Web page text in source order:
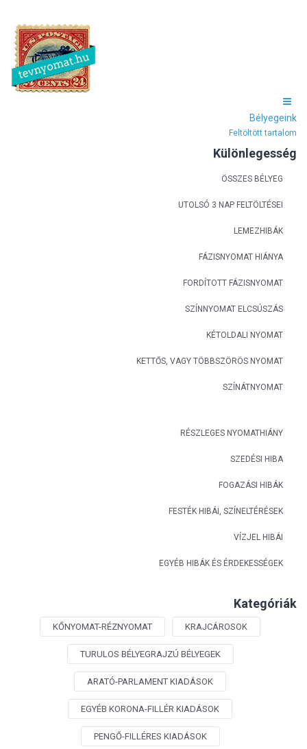
Bélyegeink
Feltöltött tartalom
Különlegesség
ÖSSZES BÉLYEG
UTOLSÓ 3 NAP FELTÖLTÉSEI
LEMEZHIBÁK
FÁZISNYOMAT HIÁNYA
FORDÍTOTT FÁZISNYOMAT
SZÍNNYOMAT ELCSÚSZÁS
KÉTOLDALI NYOMAT
KETTŐS, VAGY TÖBBSZÖRÖS NYOMAT
SZÍNÁTNYOMAT
RÉSZLEGES NYOMATHIÁNY
SZEDÉSI HIBA
FOGAZÁSI HIBÁK
FESTÉK HIBÁI, SZÍNELTÉRÉSEK
VÍZJEL HIBÁI
EGYÉB HIBÁK ÉS ÉRDEKESSÉGEK
Kategóriák
KŐNYOMAT-RÉZNYOMAT KRAJCÁROSOK
TURULOS BÉLYEGRAJZÚ BÉLYEGEK
ARATÓ-PARLAMENT KIADÁSOK
EGYÉB KORONA-FILLÉR KIADÁSOK
PENGŐ-FILLÉRES KIADÁSOK